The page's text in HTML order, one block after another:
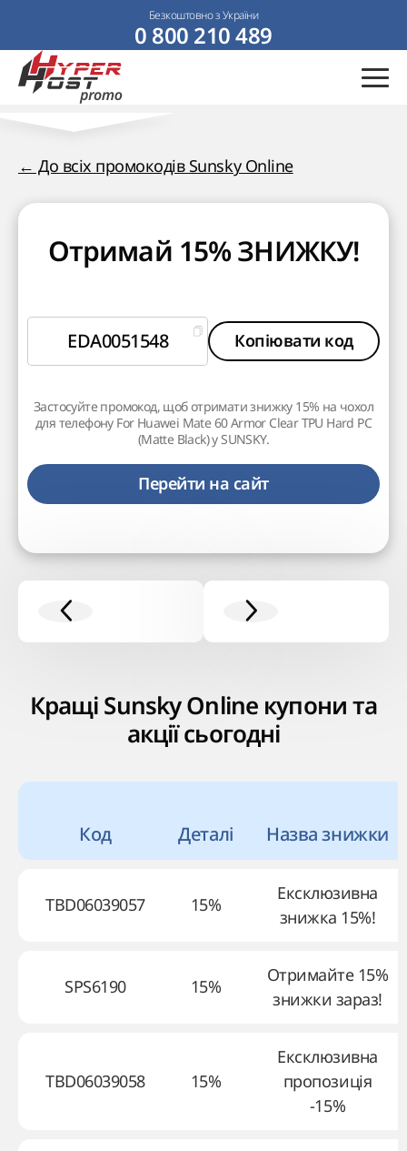
Безкоштовно з України
0 800 210 489
← До всіх промокодів Sunsky Online
Отримай 15% ЗНИЖКУ!
EDA0051548 Копіювати код
Застосуйте промокод, щоб отримати знижку 15% на чохол
для телефону For Huawei Mate 60 Armor Clear TPU Hard PC
(Matte Black) у SUNSKY.
Перейти на сайт
Кращі Sunsky Online купони та
акції сьогодні
Код Деталі Назва знижки
TBD06039057 15%
Ексклюзивна
знижка 15%!
SPS6190 15%
Отримайте 15%
знижки зараз!
TBD06039058 15%
Ексклюзивна
пропозиція
-15%